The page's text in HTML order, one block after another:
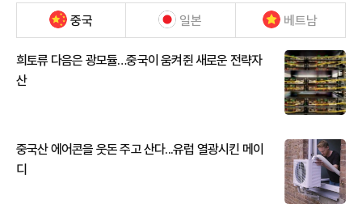
중국 일본 베트남
희토류 다음은 광모듈…중국이 움켜쥔 새로운 전략자
산
중국산 에어콘을 웃돈 주고 산다...유럽 열광시킨 메이
디